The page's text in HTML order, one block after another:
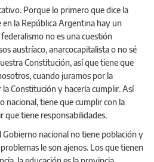
Porque lo primero que dice la
la República Argentina hay un
no es una cuestión
austríaco, anarcocapitalista o no sé
Constitución, así que tiene que
cuando juramos por la
Constitución y hacerla cumplir. Así
nacional, tiene que cumplir con la
que tiene responsabilidades.
Gobierno nacional no tiene población y
le son ajenos. Los que tienen